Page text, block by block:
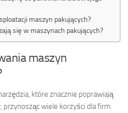
maszyn pakujących?
się w maszynach pakujących?
maszyn
które znacznie poprawiają
przynosząc wiele korzyści dla firm.